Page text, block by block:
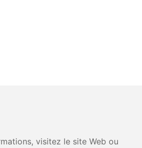
visitez le site Web ou